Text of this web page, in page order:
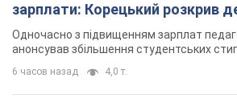
зарплати: Корецький розкрив
Одночасно з підвищенням зарплат
анонсував збільшення студентських
6 часов назад 4,0 т.